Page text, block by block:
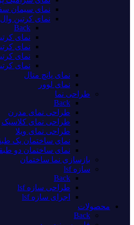
نمای سیمان
نمای کرتین وال
Back
نمای
نمای
نمای
نمای
نمای پانچ متال
نمای لوور
طراحی نما
Back
طراحی نمای مدرن
طراحی نمای کلاسیک
طراحی نمای ویلا
نمای ساختمان یک
نمای ساختمان دو
بازسازی نما ساختمان
سازه lsf
Back
طراحی سازه lsf
اجرای سازه lsf
محصولات
Back